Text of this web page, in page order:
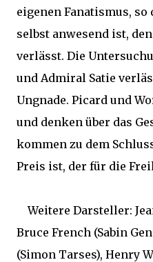
eigenen Fanatismus,
selbst anwesend ist,
verlässt. Die
und Admiral Satie
Ungnade. Picard und
und denken über das
kommen zu dem
Preis ist, der für die
Weitere Darsteller:
Bruce French (Sabin
(Simon Tarses), Henry